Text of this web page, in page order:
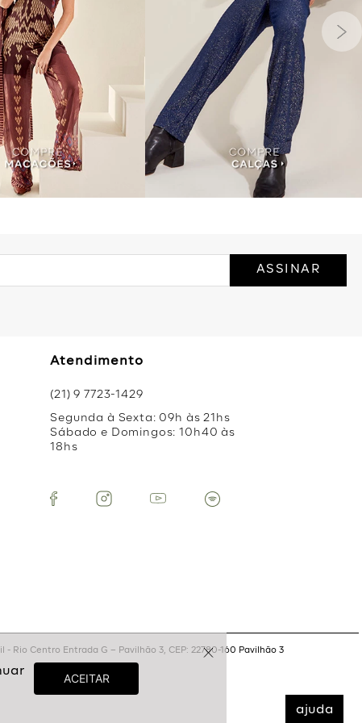
ajuda
ASSINAR
Atendimento
(21) 9 7723-1429
Segunda à Sexta: 09h às 21hs
Sábado e Domingos: 10h40 às
18hs
- Rio Centro Entrada G – Pavilhão 3, CEP: 22780-160 Pavilhão 3